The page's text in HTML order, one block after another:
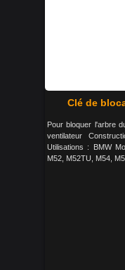
Clé de
Pour bloquer l'arbre
ventilateur
Utilisations : BMW
M52, M52TU, M54,